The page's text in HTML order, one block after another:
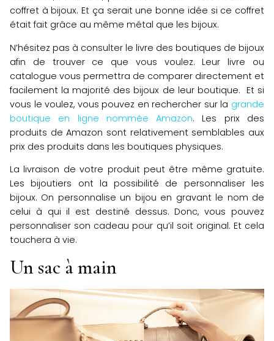
coffret à bijoux. Et ça serait une bonne idée si ce coffret
était fait grâce au même métal que les bijoux.
N’hésitez pas à consulter le livre des boutiques de bijoux
afin de trouver ce que vous voulez. Leur livre ou
catalogue vous permettra de comparer directement et
facilement la majorité des bijoux de leur boutique. Et si
vous le voulez, vous pouvez en rechercher sur la grande
boutique en ligne nommée Amazon. Les prix des
produits de Amazon sont relativement semblables aux
prix des produits dans les boutiques physiques.
La livraison de votre produit peut être même gratuite.
Les bijoutiers ont la possibilité de personnaliser les
bijoux. On personnalise un bijou en gravant le nom de
celui à qui il est destiné dessus. Donc, vous pouvez
personnaliser son cadeau pour qu’il soit original. Et cela
touchera à vie.
Un sac à main